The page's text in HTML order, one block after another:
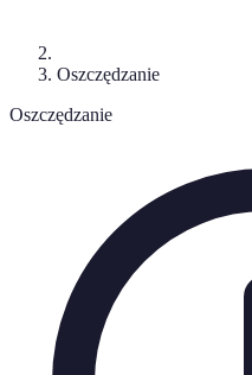
Oszczędzanie
Oszczędzanie